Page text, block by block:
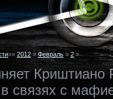
»» 2012 » Февраль » 2»
Криштиано
в связях с